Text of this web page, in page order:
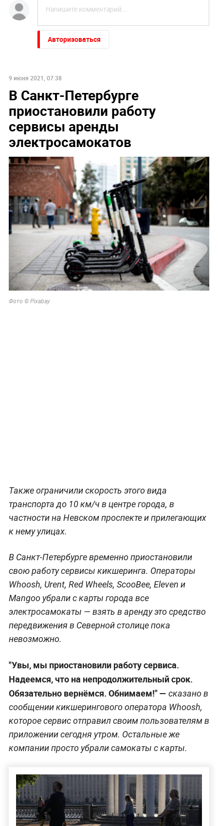
Авторизоваться
9 июня 2021, 07:38
В Санкт-Петербурге
приостановили работу
сервисы аренды
электросамокатов
Фото © Pixabay
Также ограничили скорость этого вида
транспорта до 10 км/ч в центре города, в
частности на Невском проспекте и прилегающих
к нему улицах.
В Санкт-Петербурге временно приостановили
свою работу сервисы кикшеринга. Операторы
Whoosh, Urent, Red Wheels, ScooBee, Eleven и
Mangoo убрали с карты города все
электросамокаты — взять в аренду это средство
передвижения в Северной столице пока
невозможно.
"Увы, мы приостановили работу сервиса.
Надеемся, что на непродолжительный срок.
Обязательно вернёмся. Обнимаем!" — сказано в
сообщении кикшерингового оператора Whoosh,
которое сервис отправил своим пользователям в
приложении сегодня утром. Остальные же
компании просто убрали самокаты с карты.